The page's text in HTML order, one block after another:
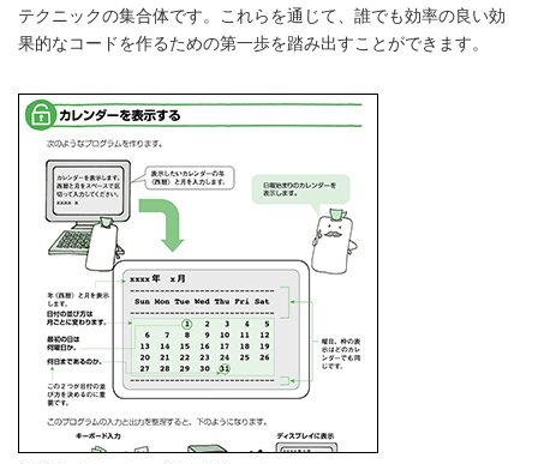
テクニックの集合体です。これらを通じて、誰でも効率の良い効
果的なコードを作るための第一歩を踏み出すことができます。